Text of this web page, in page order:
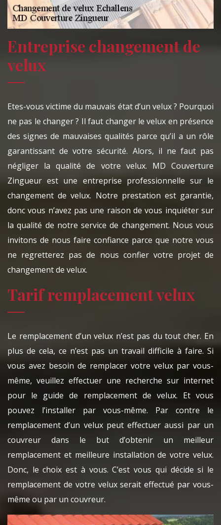
Entreprise changement de
velux
Etes-vous victime du mauvais état d’un velux ? Pourquoi
ne pas le changer ? Il faut changer le velux en présence
des signes de mauvaises qualités parce qu’il a un rôle
garantissant de votre sécurité. Alors, il ne faut pas
négliger la qualité de votre velux. MD Couverture
Zingueur est une entreprise professionnelle sur le
changement de velux. Notre prestation est garantie,
donc vous n’avez pas une raison de vous inquiéter sur
la qualité de notre service de changement. Nous vous
invitons de nous faire confiance parce que notre vous
ne regretterez pas de nous confier votre projet de
changement de velux.
Tarif remplacement velux
Le remplacement d’un velux n’est pas du tout cher. En
plus de cela, ce n’est pas un travail difficile à faire. Si
vous avez besoin de remplacer votre velux par vous-
même, veuillez effectuer une recherche sur internet
pour le guide de remplacement de velux. Et vous
pouvez l’installer par vous-même. Par contre le
remplacement d’un velux peut effectuer aussi par un
couvreur dans le but d’obtenir un meilleur
remplacement et meilleure installation de votre velux.
Donc, le choix est à vous. C’est vous qui décide si le
remplacement de votre velux serait effectué par vous-
même ou par un couvreur.